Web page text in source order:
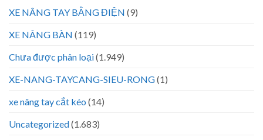
XE NÂNG TAY BẰNG ĐIỆN (9)
XE NÂNG BÀN (119)
Chưa được phân loại(1.949)
XE-NANG-TAYCANG-SIEU-RONG(1)
xe nâng tay cắt kéo (14)
Uncategorized(1.683)